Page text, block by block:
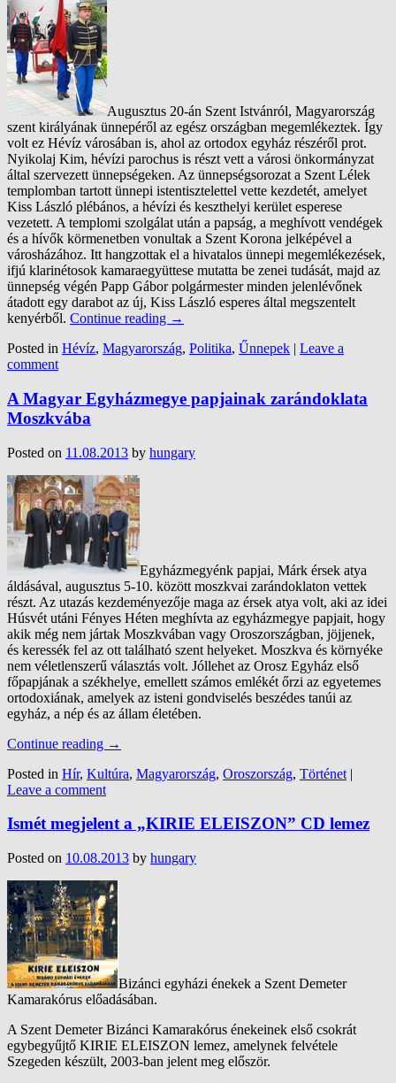
Augusztus 20-án Szent Istvánról, Magyarország
szent királyának ünnepéről az egész országban megemlékeztek. Így
volt ez Hévíz városában is, ahol az ortodox egyház részéről prot.
Nyikolaj Kim, hévízi parochus is részt vett a városi önkormányzat
által szervezett ünnepségeken. Az ünnepségsorozat a Szent Lélek
templomban tartott ünnepi istentisztelettel vette kezdetét, amelyet
Kiss László plébános, a hévízi és keszthelyi kerület esperese
vezetett. A templomi szolgálat után a papság, a meghívott vendégek
és a hívők körmenetben vonultak a Szent Korona jelképével a
városházához. Itt hangzottak el a hivatalos ünnepi megemlékezések,
ifjú klarinétosok kamaraegyüttese mutatta be zenei tudását, majd az
ünnepség végén Papp Gábor polgármester minden jelenlévőnek
átadott egy darabot az új, Kiss László esperes által megszentelt
kenyérből. Continue reading →
Posted in Hévíz, Magyarország, Politika, Űnnepek | Leave a
comment
A Magyar Egyházmegye papjainak zarándoklata
Moszkvába
Posted on 11.08.2013 by hungary
Egyházmegyénk papjai, Márk érsek atya
áldásával, augusztus 5-10. között moszkvai zarándoklaton vettek
részt. Az utazás kezdeményezője maga az érsek atya volt, aki az idei
Húsvét utáni Fényes Héten meghívta az egyházmegye papjait, hogy
akik még nem jártak Moszkvában vagy Oroszországban, jöjjenek,
és keressék fel az ott található szent helyeket. Moszkva és környéke
nem véletlenszerű választás volt. Jóllehet az Orosz Egyház első
főpapjának a székhelye, emellett számos emlékét őrzi az egyetemes
ortodoxiának, amelyek az isteni gondviselés beszédes tanúi az
egyház, a nép és az állam életében.
Continue reading →
Posted in Hír, Kultúra, Magyarország, Oroszország, Történet |
Leave a comment
Ismét megjelent a „KIRIE ELEISZON” CD lemez
Posted on 10.08.2013 by hungary
Bizánci egyházi énekek a Szent Demeter
Kamarakórus előadásában.
A Szent Demeter Bizánci Kamarakórus énekeinek első csokrát
egybegyűjtő KIRIE ELEISZON lemez, amelynek felvétele
Szegeden készült, 2003-ban jelent meg először.